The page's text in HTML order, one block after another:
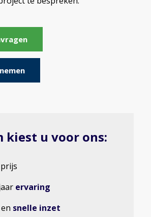
kiest u voor ons:
prijs
ervaring
snelle inzet